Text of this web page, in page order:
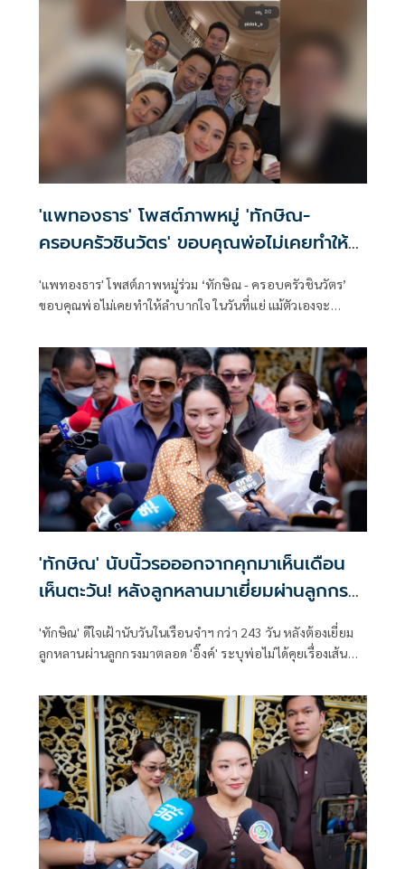
'แพทองธาร' โพสต์ภาพหมู่ 'ทักษิณ-
ครอบครัวชินวัตร' ขอบคุณพ่อไม่เคยทำให้
'แพทองธาร' โพสต์ภาพหมู่ร่วม ‘ทักษิณ - ครอบครัวชินวัตร’
ขอบคุณพ่อไม่เคยทำให้ลำบากใจ ในวันที่แย่ แม้ตัวเองจะ
'ทักษิณ' นับนิ้วรอออกจากคุกมาเห็นเดือน
เห็นตะวัน! หลังลูกหลานมาเยี่ยมผ่านลูกกรง
'ทักษิณ' ดีใจเฝ้านับวันในเรือนจำฯ กว่า 243 วัน หลังต้องเยี่ยม
ลูกหลานผ่านลูกกรงมาตลอด 'อิ๊งค์' ระบุพ่อไม่ได้คุยเรื่องเส้น
ต้อนรับ